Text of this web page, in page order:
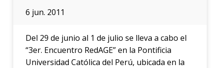
6 jun. 2011
Del 29 de junio al 1 de julio se lleva a cabo el
“3er. Encuentro RedAGE” en la Pontificia
Universidad Católica del Perú, ubicada en la